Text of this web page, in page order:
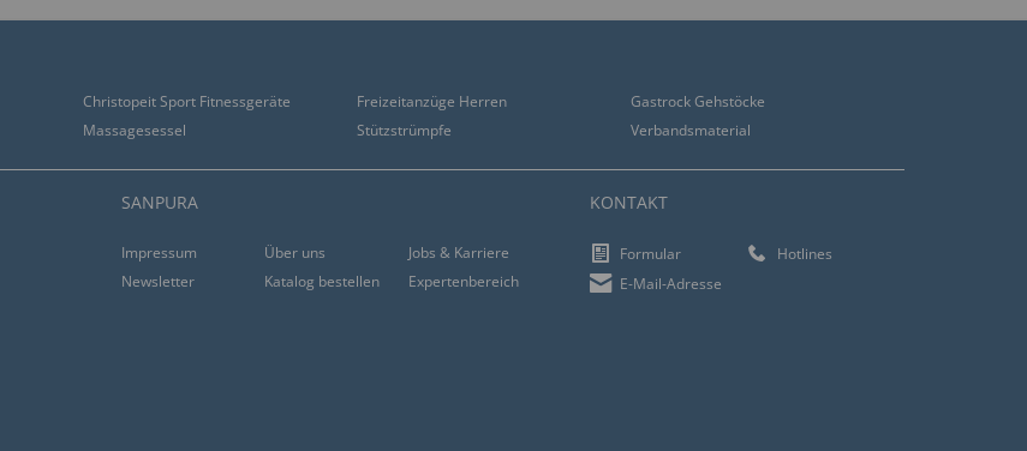
Christopeit Sport Fitnessgeräte Freizeitanzüge Herren
Gastrock Gehstöcke
Massagesessel Stützstrümpfe Verbandsmaterial
SANPURA
Impressum Über uns
Jobs & Karriere
Newsletter
Katalog bestellen Expertenbereich
KONTAKT
Formular
Hotlines
E-Mail-Adresse